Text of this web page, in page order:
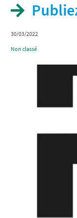
30/03/2022
Non classé